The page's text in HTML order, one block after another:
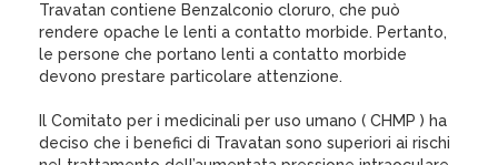
Travatan contiene Benzalconio cloruro, che può
rendere opache le lenti a contatto morbide. Pertanto,
le persone che portano lenti a contatto morbide
devono prestare particolare attenzione.
Il Comitato per i medicinali per uso umano ( CHMP ) ha
deciso che i benefici di Travatan sono superiori ai rischi